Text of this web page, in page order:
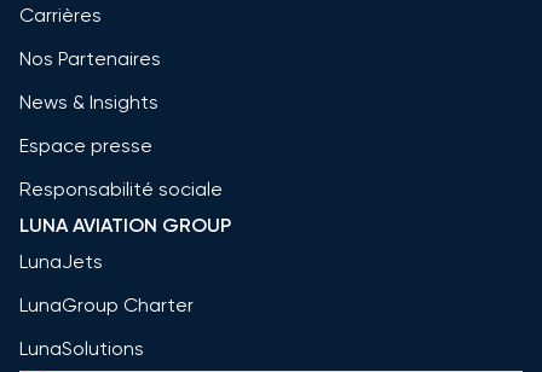
Carrières
Nos Partenaires
News & Insights
Espace presse
Responsabilité sociale
LUNA AVIATION GROUP
LunaJets
LunaGroup Charter
LunaSolutions